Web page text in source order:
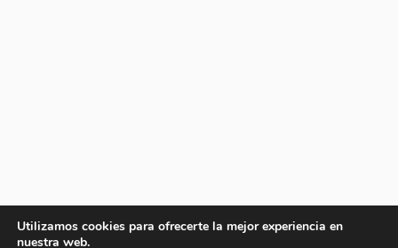
Utilizamos cookies para ofrecerte la mejor experiencia en
nuestra web.